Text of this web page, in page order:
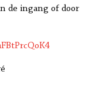
de ingang of door